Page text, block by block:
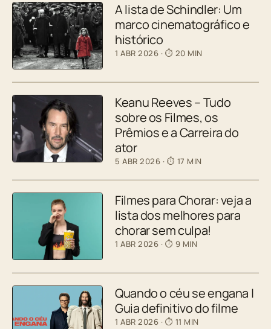
A lista de Schindler: Um
marco cinematográfico e
histórico
1 ABR 2026 · ⏱ 20 MIN
Keanu Reeves – Tudo
sobre os Filmes, os
Prêmios e a Carreira do
ator
5 ABR 2026 · ⏱ 17 MIN
Filmes para Chorar: veja a
lista dos melhores para
chorar sem culpa!
1 ABR 2026 · ⏱ 9 MIN
Quando o céu se engana |
Guia definitivo do filme
1 ABR 2026 · ⏱ 11 MIN